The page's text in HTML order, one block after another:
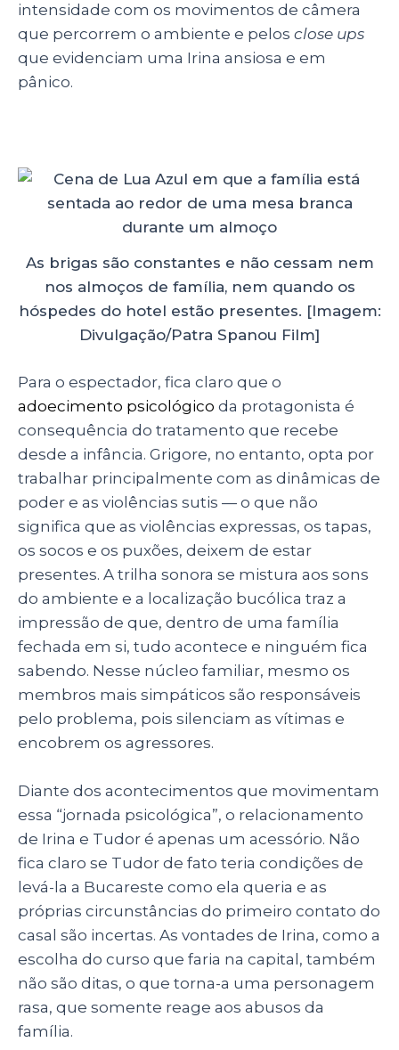
intensidade com os movimentos de câmera
que percorrem o ambiente e pelos close ups
que evidenciam uma Irina ansiosa e em
pânico.
As brigas são constantes e não cessam nem
nos almoços de família, nem quando os
hóspedes do hotel estão presentes. [Imagem:
Divulgação/Patra Spanou Film]
Para o espectador, fica claro que o
adoecimento psicológico da protagonista é
consequência do tratamento que recebe
desde a infância. Grigore, no entanto, opta por
trabalhar principalmente com as dinâmicas de
poder e as violências sutis — o que não
significa que as violências expressas, os tapas,
os socos e os puxões, deixem de estar
presentes. A trilha sonora se mistura aos sons
do ambiente e a localização bucólica traz a
impressão de que, dentro de uma família
fechada em si, tudo acontece e ninguém fica
sabendo. Nesse núcleo familiar, mesmo os
membros mais simpáticos são responsáveis
pelo problema, pois silenciam as vítimas e
encobrem os agressores.
Diante dos acontecimentos que movimentam
essa “jornada psicológica”, o relacionamento
de Irina e Tudor é apenas um acessório. Não
fica claro se Tudor de fato teria condições de
levá-la a Bucareste como ela queria e as
próprias circunstâncias do primeiro contato do
casal são incertas. As vontades de Irina, como a
escolha do curso que faria na capital, também
não são ditas, o que torna-a uma personagem
rasa, que somente reage aos abusos da
família.